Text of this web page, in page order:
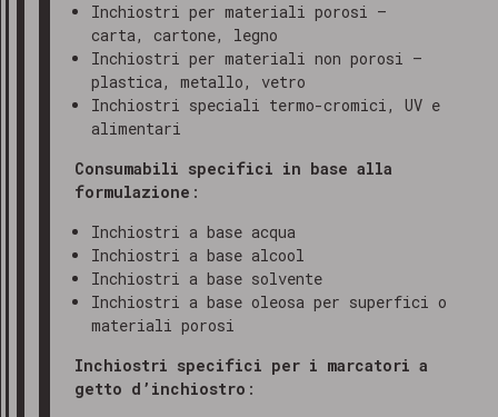
Inchiostri per materiali porosi –
carta, cartone, legno
Inchiostri per materiali non porosi –
plastica, metallo, vetro
Inchiostri speciali termo-cromici, UV e
alimentari
Consumabili specifici in base alla
formulazione :
Inchiostri a base acqua
Inchiostri a base alcool
Inchiostri a base solvente
Inchiostri a base oleosa per superfici o
materiali porosi
Inchiostri specifici per i marcatori a
getto d’inchiostro :